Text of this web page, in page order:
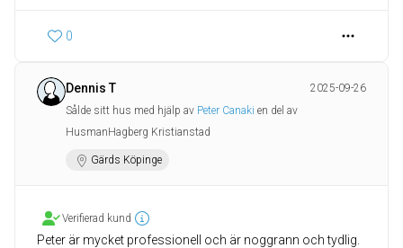
0
Dennis T
2025-09-26
Sålde sitt hus med hjälp av Peter Canaki en del av
HusmanHagberg Kristianstad
Gärds Köpinge
Verifierad kund
Peter är mycket professionell och är noggrann och tydlig.